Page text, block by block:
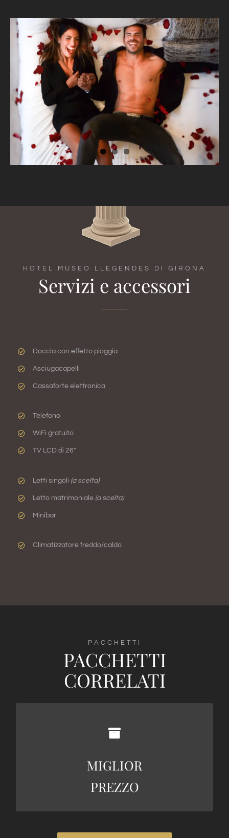
HOTEL MUSEO LLEGENDES DI GIRONA
Servizi e accessori
Doccia con effetto pioggia
Asciugacapelli
Cassaforte elettronica
Telefono
WiFi gratuito
TV LCD di 26″
Letti singoli (a scelta)
Letto matrimoniale(a scelta)
Minibar
Climatizzatore freddo/caldo
PACCHETTI
PACCHETTI
CORRELATI
MIGLIOR
PREZZO
256€